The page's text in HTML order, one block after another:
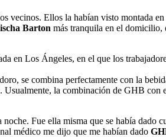
vecinos. Ellos la habían visto montada
Barton más tranquila en el domicilio,
en Los Ángeles, en el que los
se combina perfectamente con la
la combinación de GHB con
Fue ella misma que se había dado
médico me dijo que me habían dado